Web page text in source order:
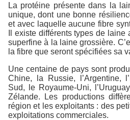
La protéine présente dans la
unique, dont une bonne
et avec laquelle aucune fibre
Il existe différents types de
superfine à la laine grossière.
la fibre que seront spécifiées sa
Une centaine de pays sont
Chine, la Russie, l’Argentine,
Sud, le Royaume-Uni,
Zélande. Les productions
région et les exploitants : des
exploitations commerciales.